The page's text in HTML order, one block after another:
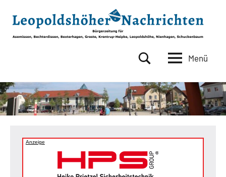
Inhalt
springen
Nachrichten
Asemissen,
Bechterdissen,
Bexterhagen,
Krentrup-
Menü
Anzeige